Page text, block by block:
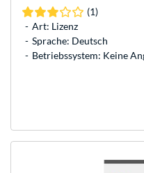
(1)
Art: Lizenz
Sprache: Deutsch
Betriebssystem: Keine